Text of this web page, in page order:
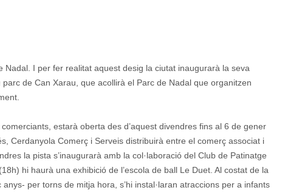
I per fer realitat aquest desig la ciutat inaugurarà la seva
de Can Xarau, que acollirà el Parc de Nadal que organitzen
estarà oberta des d’aquest divendres fins al 6 de gener
Cerdanyola Comerç i Serveis distribuirà entre el comerç associat i
la pista s’inaugurarà amb la col·laboració del Club de Patinatge
hi haurà una exhibició de l’escola de ball Le Duet. Al costat de la
per torns de mitja hora, s’hi instal·laran atraccions per a infants